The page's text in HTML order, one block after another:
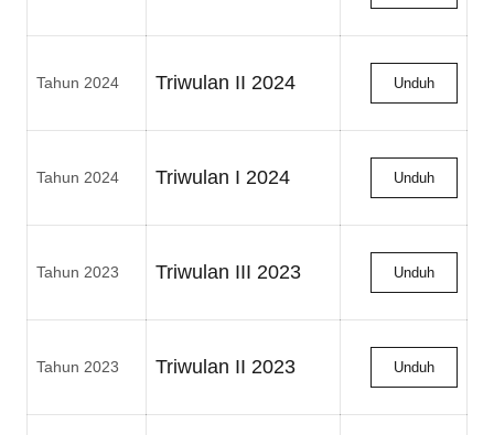
Tahun 2024 Triwulan II 2024 Unduh
Tahun 2024 Triwulan I 2024 Unduh
Tahun 2023 Triwulan III 2023 Unduh
Tahun 2023 Triwulan II 2023 Unduh